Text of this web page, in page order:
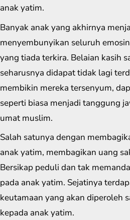
anak yatim.
Banyak anak yang akhirnya
menyembunyikan seluruh
yang tiada terkira. Belaian kasih
seharusnya didapat tidak lagi
membikin mereka tersenyum,
seperti biasa menjadi tanggung
umat muslim.
Salah satunya dengan
anak yatim, membagikan uang
Bersikap peduli dan tak
pada anak yatim. Sejatinya
keutamaan yang akan diperoleh
kepada anak yatim.